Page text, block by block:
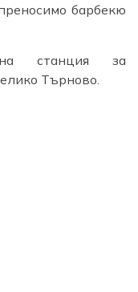
барбекю
станция за
Търново.